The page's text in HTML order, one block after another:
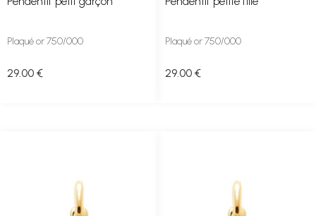
Plaqué or 750/000
29.00 €
Plaqué or 750/000
29.00 €